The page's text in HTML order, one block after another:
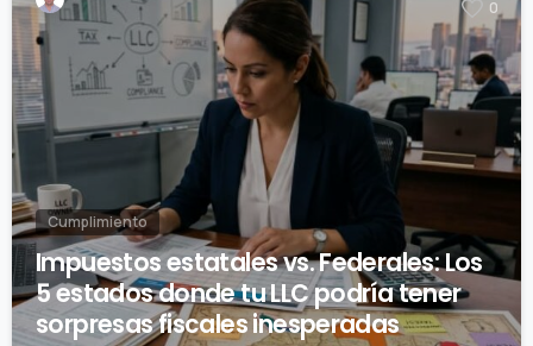
0
Cumplimiento
Impuestos estatales vs. Federales: Los
5 estados donde tu LLC podría tener
sorpresas fiscales inesperadas